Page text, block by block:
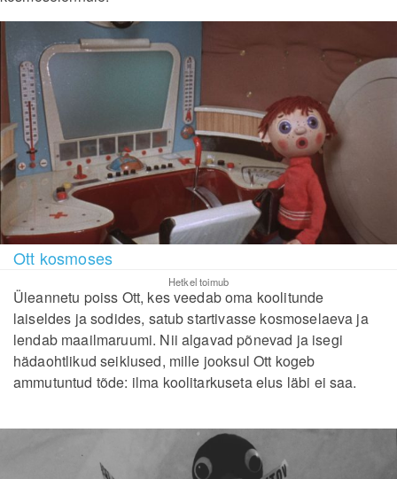
Ott kosmoses
Hetkel toimub
Üleannetu poiss Ott, kes veedab oma koolitunde
laiseldes ja sodides, satub startivasse kosmoselaeva ja
lendab maailmaruumi. Nii algavad põnevad ja isegi
hädaohtlikud seiklused, mille jooksul Ott kogeb
ammutuntud tõde: ilma koolitarkuseta elus läbi ei saa.